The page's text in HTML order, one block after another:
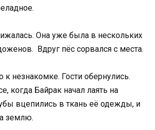
Она уже была в нескольких
. Вдруг пёс сорвался с места.
к незнакомке. Гости обернулись.
когда Байрак начал лаять на
вцепились в ткань её одежды, и
землю.